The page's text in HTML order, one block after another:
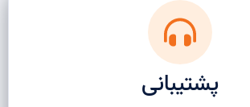
پشتیبانی